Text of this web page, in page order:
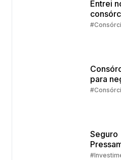
Entrei
agora?
para
Seguro